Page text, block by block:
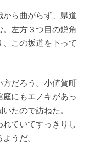
ら曲がらず、県道
左方３つ目の鋭角
この坂道を下って
だろう。小値賀町
にもエノキがあっ
たので訪ねた。
ていてすっきりし
うだ。